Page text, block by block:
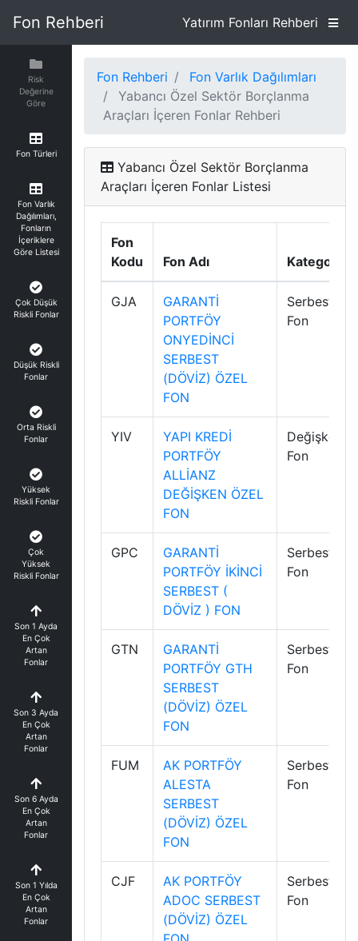
Fon Rehberi Yatırım Fonları Rehberi
Risk
Değerine
Göre
Fon Türleri
Fon Varlık
Dağılımları,
Fonların
İçeriklere
Göre Listesi
Çok Düşük
Riskli Fonlar
Düşük Riskli
Fonlar
Orta Riskli
Fonlar
Yüksek
Riskli Fonlar
Çok
Yüksek
Riskli Fonlar
Son 1 Ayda
En Çok
Artan
Fonlar
Son 3 Ayda
En Çok
Artan
Fonlar
Son 6 Ayda
En Çok
Artan
Fonlar
Son 1 Yılda
En Çok
Artan
Fonlar
Fon Rehberi
Fon Varlık Dağılımları
Yabancı Özel Sektör Borçlanma
Araçları İçeren Fonlar Rehberi
Yabancı Özel Sektör Borçlanma
Araçları İçeren Fonlar Listesi
Fon
Kodu
Fon Adı Kategori
GJA
GARANTİ
PORTFÖY
ONYEDİNCİ
SERBEST
(DÖVİZ) ÖZEL
FON
Serbest
Fon
YIV
YAPI KREDİ
PORTFÖY
ALLİANZ
DEĞİŞKEN ÖZEL
FON
Değişken
Fon
GPC
GARANTİ
PORTFÖY İKİNCİ
SERBEST (
DÖVİZ ) FON
Serbest
Fon
GTN
GARANTİ
PORTFÖY GTH
SERBEST
(DÖVİZ) ÖZEL
FON
Serbest
Fon
FUM
AK PORTFÖY
ALESTA
SERBEST
(DÖVİZ) ÖZEL
FON
Serbest
Fon
CJF
AK PORTFÖY
ADOC SERBEST
(DÖVİZ) ÖZEL
Serbest
Fon